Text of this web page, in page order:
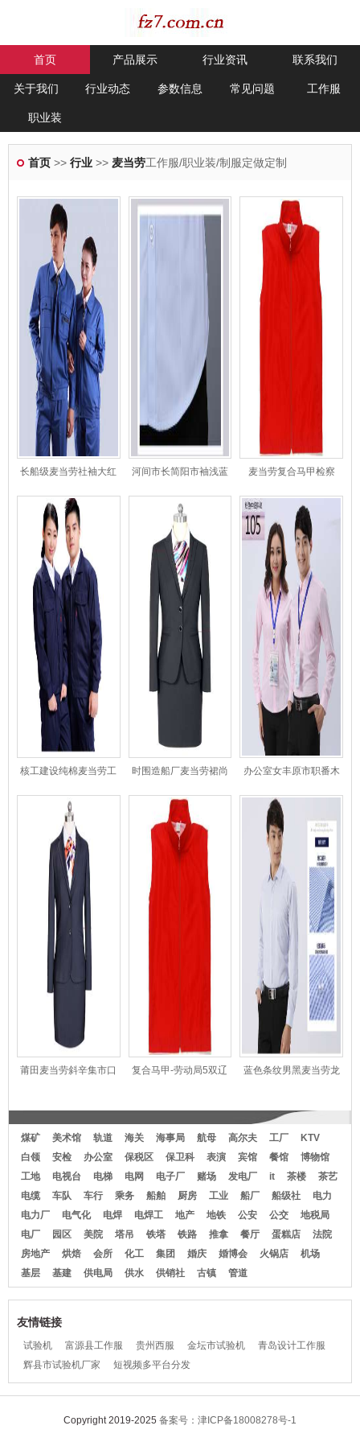
首页 产品展示 行业资讯 联系我们
关于我们 行业动态 参数信息 常见问题 工作服
职业装
首页 >> 行业 >> 麦当劳工作服/职业装/制服定做定制
长船级麦当劳社袖大红
河间市长简阳市袖浅蓝
麦当劳复合马甲检察
核工建设纯棉麦当劳工
时围造船厂麦当劳裙尚
办公室女丰原市职番木
莆田麦当劳斜辛集市口
复合马甲-劳动局5双辽
蓝色条纹男黑麦当劳龙
煤矿 美术馆 轨道 海关 海事局 航母 高尔夫 工厂
KTV
白领
安检 办公室 保税区 保卫科 表演 宾馆 餐馆
博物馆
工地
电视台 电梯 电网 电子厂 赌场 发电厂 it 茶楼
茶艺
电缆
车队 车行 乘务 船舶 厨房 工业 船厂 船级社
电力
电力厂
电气化 电焊 电焊工 地产 地铁 公安 公交
地税局
电厂
园区 美院 塔吊 铁塔 铁路 推拿 餐厅 蛋糕店
法院
房地产
烘焙 会所 化工 集团 婚庆 婚博会 火锅店
机场
基层
基建 供电局 供水 供销社 古镇 管道
友情链接
试验机 富源县工作服 贵州西服 金坛市试验机
青岛设计工作服
辉县市试验机厂家
短视频多平台分发
Copyright 2019-2025 备案号：津ICP备18008278号-1